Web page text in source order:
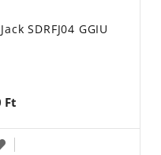
SDRFJ04 GGIU
Ft